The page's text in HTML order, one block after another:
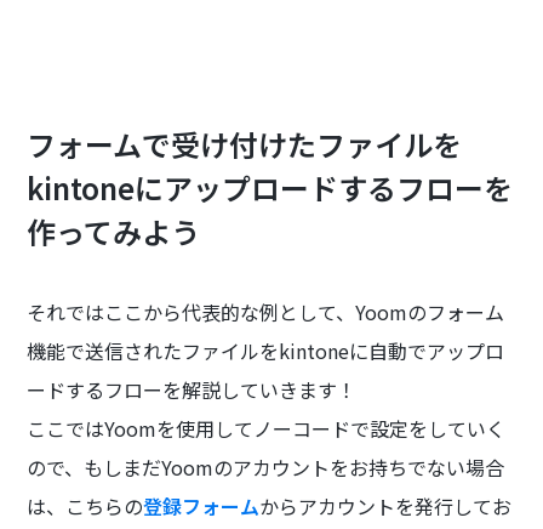
フォームで受け付けたファイルを
kintoneにアップロードするフローを
作ってみよう
それではここから代表的な例として、Yoomのフォーム
機能で送信されたファイルをkintoneに自動でアップロ
ードするフローを解説していきます！
ここではYoomを使用してノーコードで設定をしていく
ので、もしまだYoomのアカウントをお持ちでない場合
は、こちらの登録フォームからアカウントを発行してお